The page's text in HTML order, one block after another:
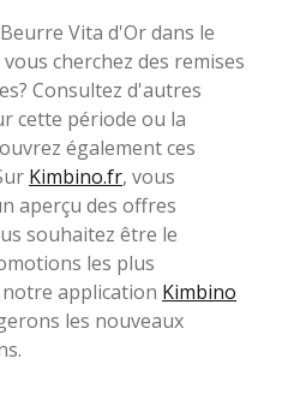
Vita d'Or dans le
cherchez des remises
Consultez d'autres
cette période ou la
également ces
Kimbino.fr, vous
aperçu des offres
souhaitez être le
les plus
application Kimbino
les nouveaux